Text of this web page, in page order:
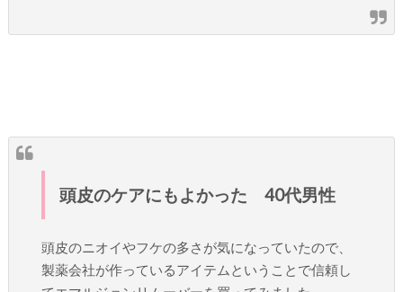
頭皮のケアにもよかった 40代男性
頭皮のニオイやフケの多さが気になっていたので、
製薬会社が作っているアイテムということで信頼し